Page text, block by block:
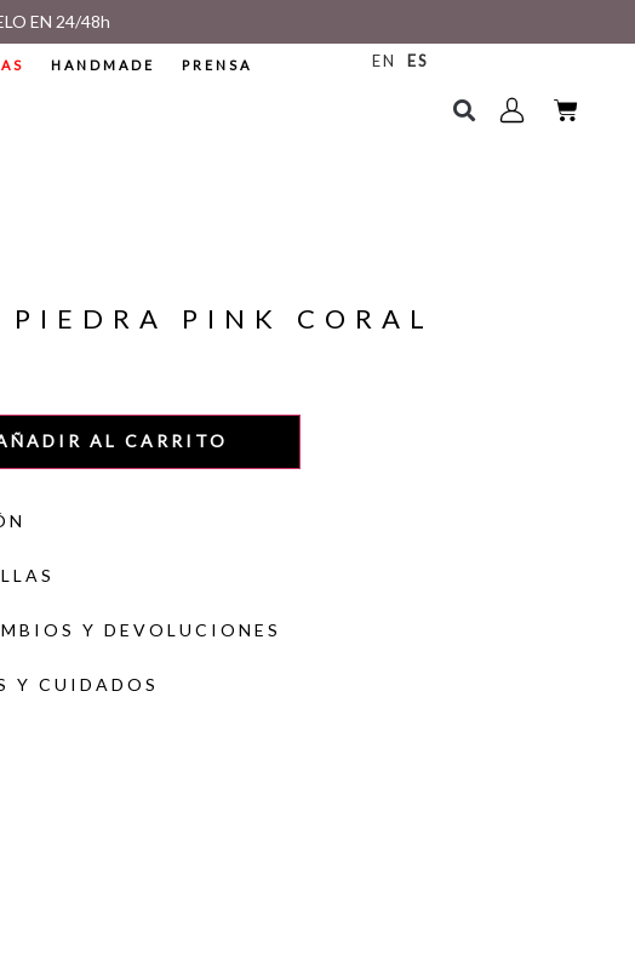
EN 24/48h
HANDMADE PRENSA EN ES
PIEDRA PINK CORAL
AL CARRITO
Y DEVOLUCIONES
Y CUIDADOS